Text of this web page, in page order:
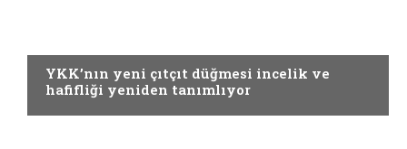
YKK’nın yeni çıtçıt düğmesi incelik ve
hafifliği yeniden tanımlıyor